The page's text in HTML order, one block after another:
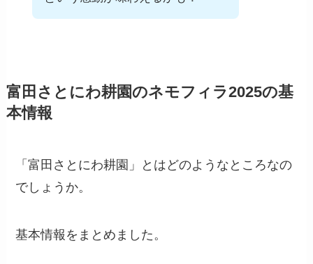
富田さとにわ耕園のネモフィラ2025の基
本情報
「富田さとにわ耕園」とはどのようなところなの
でしょうか。
基本情報をまとめました。